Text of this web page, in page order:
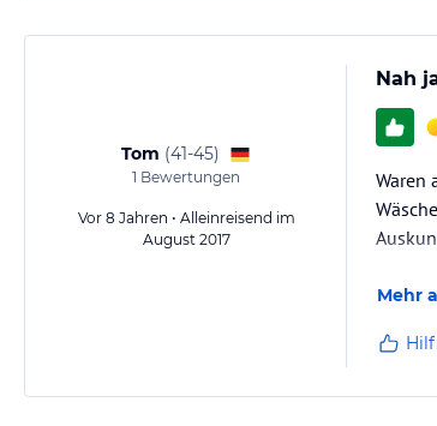
Tom (41-45)
1 Bewertungen
Vor 8 Jahren • Alleinreisend im
August 2017
Nah
Waren
Mehr